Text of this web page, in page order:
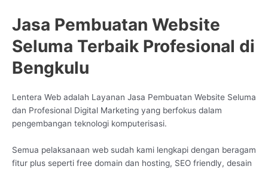
Jasa Pembuatan Website
Seluma Terbaik Profesional di
Bengkulu
Lentera Web adalah Layanan Jasa Pembuatan Website Seluma
dan Profesional Digital Marketing yang berfokus dalam
pengembangan teknologi komputerisasi.
Semua pelaksanaan web sudah kami lengkapi dengan beragam
fitur plus seperti free domain dan hosting, SEO friendly, desain